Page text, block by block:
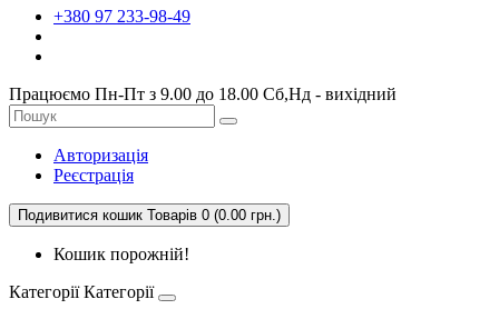
+380 97 233-98-49
Працюємо Пн-Пт з 9.00 до 18.00 Сб,Нд - вихідний
Авторизація
Реєстрація
Подивитися кошик Товарів 0 (0.00 грн.)
Кошик порожній!
Категорії Категорії